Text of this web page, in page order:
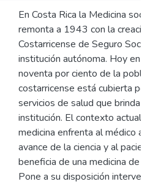
En Costa Rica la Medicina
remonta a 1943 con la
Costarricense de Seguro
institución autónoma. Hoy en
noventa por ciento de la
costarricense está cubierta
servicios de salud que brinda
institución. El contexto actual
medicina enfrenta al médico al
avance de la ciencia y al
beneficia de una medicina de
Pone a su disposición